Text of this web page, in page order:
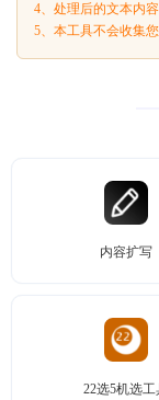
4、处理后的文本内
5、本工具不会收集
内容扩写
22选5机选工